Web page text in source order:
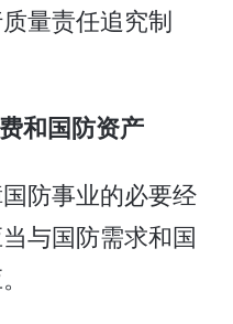
量责任追究制
和国防资产
防事业的必要经
与国防需求和国